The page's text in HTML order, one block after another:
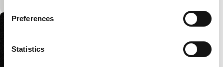
Preferences
Statistics